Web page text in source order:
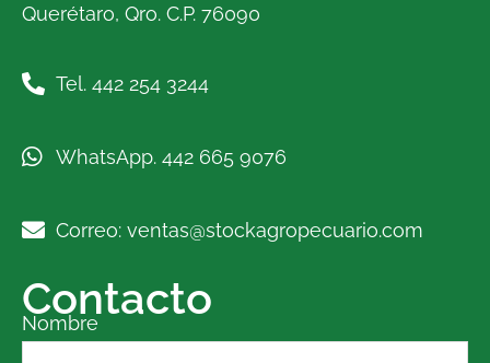
Querétaro, Qro. C.P. 76090
Tel. 442 254 3244
WhatsApp. 442 665 9076
Correo: ventas@stockagropecuario.com
Contacto
Nombre